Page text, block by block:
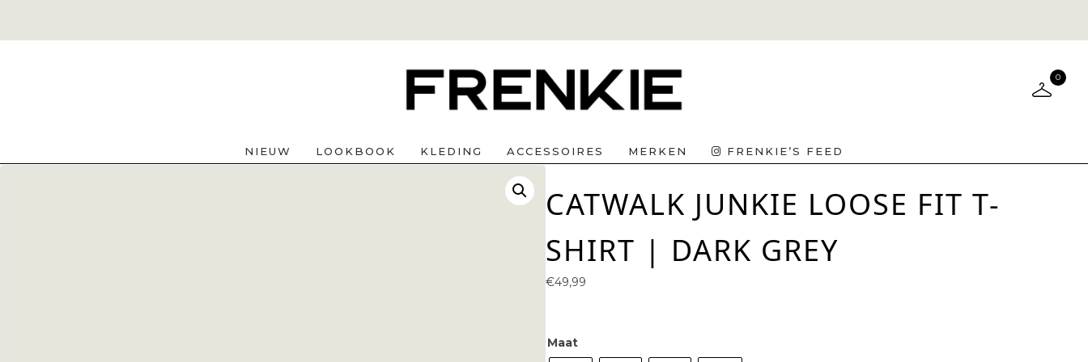
0
NIEUW LOOKBOOK KLEDING ACCESSOIRES MERKEN FRENKIE’S FEED
CATWALK JUNKIE LOOSE FIT T-
SHIRT | DARK GREY
€49,99
Maat